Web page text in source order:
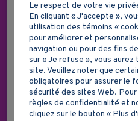
DISCOURS
L’EXIL
Le respect de votre vie
En cliquant « J'accepte »,
utilisation des témoins «
pour améliorer et
navigation ou pour des fins
sur « Je refuse », vous
site. Veuillez noter que
obligatoires pour assurer le
sécurité des sites Web. Pour
règles de confidentialité et
cliquez sur le bouton « Plus